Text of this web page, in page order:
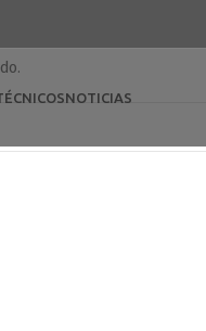
NOTICIAS